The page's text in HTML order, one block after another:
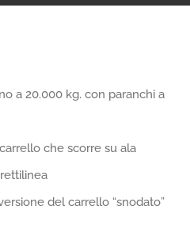
a 20.000 kg. con paranchi a
che scorre su ala
del carrello “snodato”